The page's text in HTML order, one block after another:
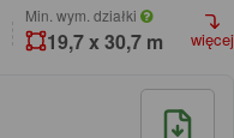
Min. wym. działki
19,7 x 30,7 m więcej